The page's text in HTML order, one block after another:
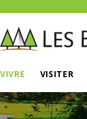
VIVRE VISITER